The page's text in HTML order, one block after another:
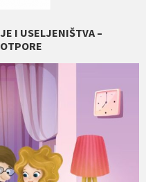
I USELJENIŠTVA –